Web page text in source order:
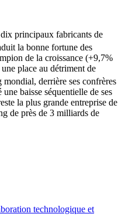
principaux fabricants de
la bonne fortune des
de la croissance (+9,7%
place au détriment de
mondial, derrière ses confrères
baisse séquentielle de ses
la plus grande entreprise de
de près de 3 milliards de
technologique et